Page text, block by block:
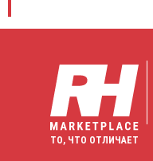
ТО, ЧТО ОТЛИЧАЕТ